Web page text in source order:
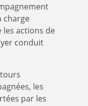
charge
les actions de
conduit
les
par les